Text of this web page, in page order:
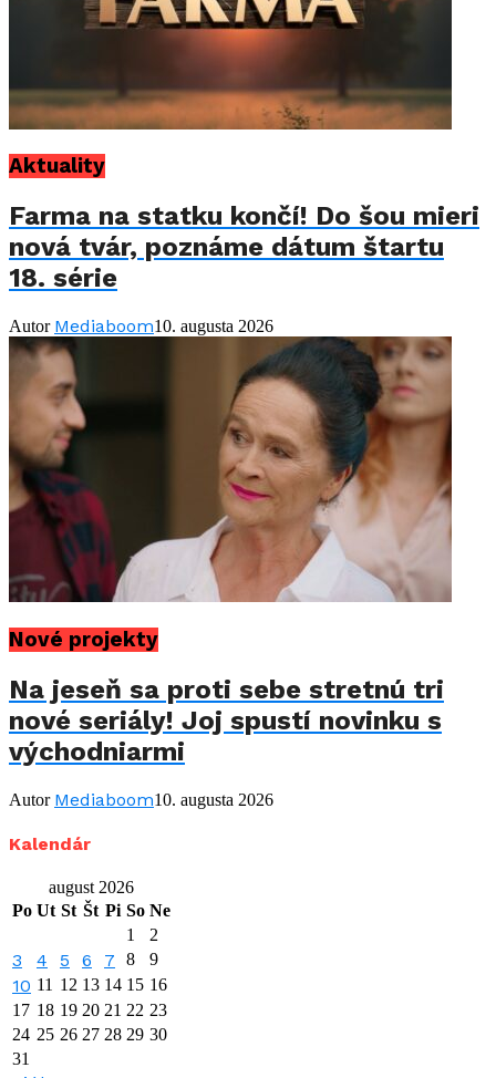
Aktuality
Farma na statku končí! Do šou mieri
nová tvár, poznáme dátum štartu
18. série
Autor Mediaboom10. augusta 2026
Nové projekty
Na jeseň sa proti sebe stretnú tri
nové seriály! Joj spustí novinku s
východniarmi
Autor Mediaboom10. augusta 2026
Kalendár
august 2026
Po Ut St Št Pi So Ne
1
2
3 4 5 6 7 8 9
10 11 12 13 14 15 16
17 18 19 20 21 22 23
24 25 26 27 28 29 30
31